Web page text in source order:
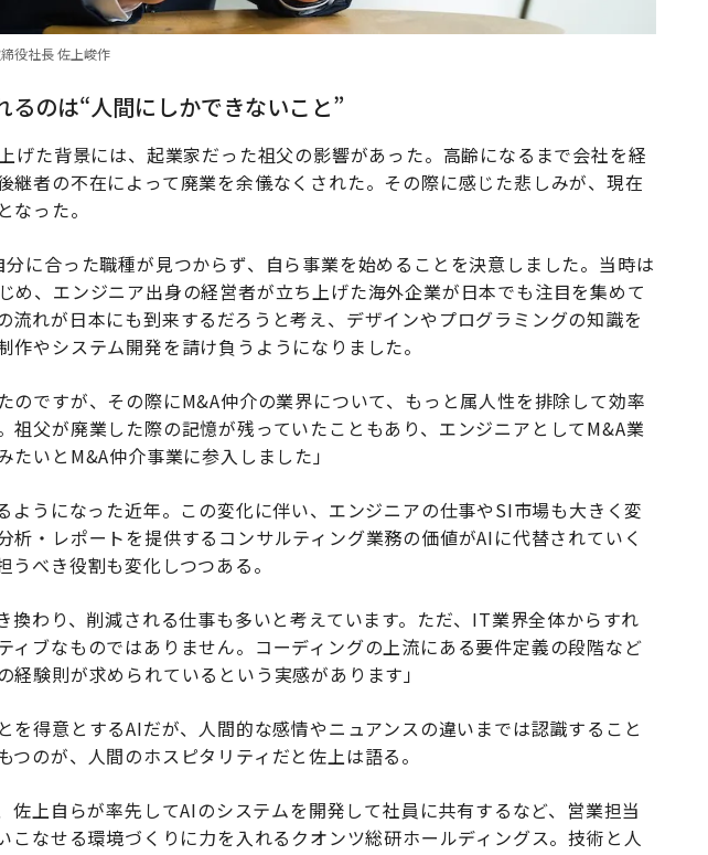
役社長 佐上峻作
るのは“人間にしかできないこと”
げた背景には、起業家だった祖父の影響があった。高齢になるまで会社を経
継者の不在によって廃業を余儀なくされた。その際に感じた悲しみが、現在
なった。
分に合った職種が見つからず、自ら事業を始めることを決意しました。当時は
、エンジニア出身の経営者が立ち上げた海外企業が日本でも注目を集めて
流れが日本にも到来するだろうと考え、デザインやプログラミングの知識を
作やシステム開発を請け負うようになりました。
のですが、その際にM&A仲介の業界について、もっと属人性を排除して効率
祖父が廃業した際の記憶が残っていたこともあり、エンジニアとしてM&A業
いとM&A仲介事業に参入しました」
ようになった近年。この変化に伴い、エンジニアの仕事やSI市場も大きく変
析・レポートを提供するコンサルティング業務の価値がAIに代替されていく
べき役割も変化しつつある。
換わり、削減される仕事も多いと考えています。ただ、IT業界全体からすれ
ィブなものではありません。コーディングの上流にある要件定義の段階など
経験則が求められているという実感があります」
を得意とするAIだが、人間的な感情やニュアンスの違いまでは認識すること
のが、人間のホスピタリティだと佐上は語る。
佐上自らが率先してAIのシステムを開発して社員に共有するなど、営業担当
こなせる環境づくりに力を入れるクオンツ総研ホールディングス。技術と人